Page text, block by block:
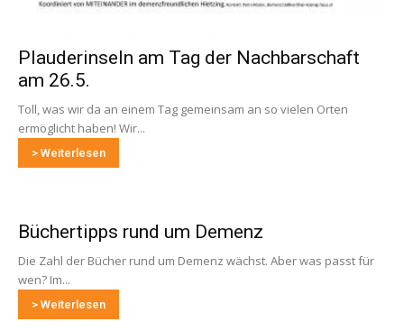
Plauderinseln am Tag der Nachbarschaft
am 26.5.
Toll, was wir da an einem Tag gemeinsam an so vielen Orten
ermöglicht haben! Wir...
> Weiterlesen
Büchertipps rund um Demenz
Die Zahl der Bücher rund um Demenz wächst. Aber was passt für
wen? Im...
> Weiterlesen